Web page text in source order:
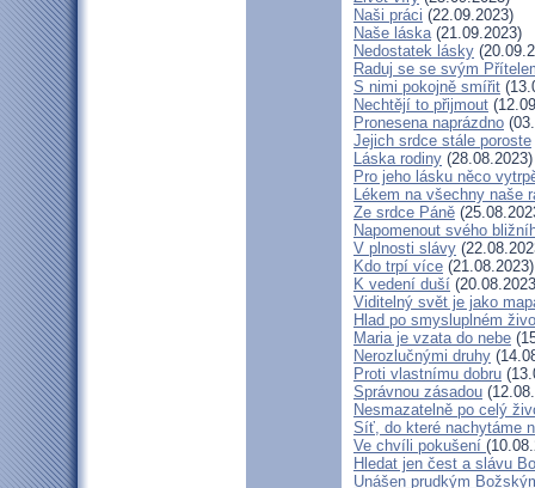
Naši práci (22.09.2023)
Naše láska(21.09.2023)
Nedostatek lásky
Raduj se se svým
S nimi pokojně smířit
Nechtějí to přijmout
Pronesena naprázdno
Jejich srdce stále poroste
Láska rodiny (28.08.2023)
Pro jeho lásku něco
Lékem na všechny naše
Ze srdce Páně
Napomenout svého
V plnosti slávy
Kdo trpí více (21.08.2023)
K vedení duší
Viditelný svět je jako
Hlad po smysluplném
Maria je vzata do nebe
Nerozlučnými druhy
Proti vlastnímu dobru
Správnou zásadou
Nesmazatelně po celý
Síť, do které nachytáme
Ve chvíli pokušení
Hledat jen čest a slávu
Unášen prudkým